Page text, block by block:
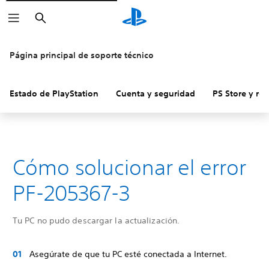
Buscar
Página principal de soporte técnico
Estado de PlayStation Cuenta y seguridad PS Store y
Cómo solucionar el error
PF-205367-3
Tu PC no pudo descargar la actualización.
Asegúrate de que tu PC esté conectada a Internet.